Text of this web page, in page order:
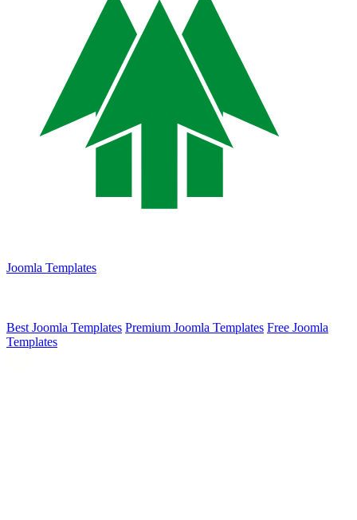
Joomla Templates
Best Joomla Templates Premium Joomla Templates Free Joomla
Templates